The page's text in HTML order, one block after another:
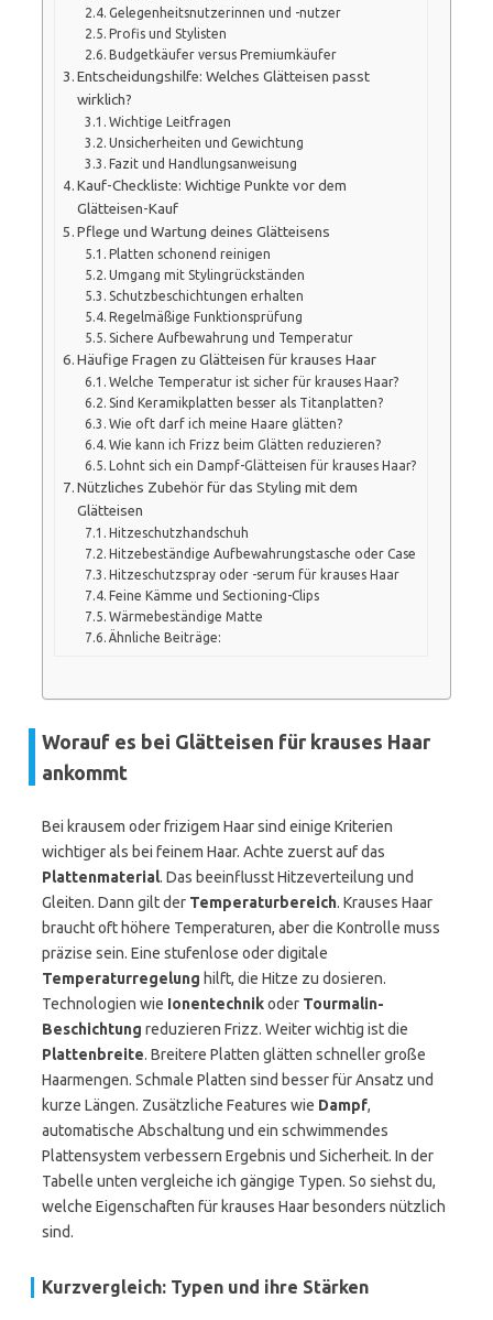
Gelegenheitsnutzerinnen und -nutzer
Profis und Stylisten
Budgetkäufer versus Premiumkäufer
Entscheidungshilfe: Welches Glätteisen passt
wirklich?
Wichtige Leitfragen
Unsicherheiten und Gewichtung
Fazit und Handlungsanweisung
Kauf-Checkliste: Wichtige Punkte vor dem
Glätteisen-Kauf
Pflege und Wartung deines Glätteisens
Platten schonend reinigen
Umgang mit Stylingrückständen
Schutzbeschichtungen erhalten
Regelmäßige Funktionsprüfung
Sichere Aufbewahrung und Temperatur
Häufige Fragen zu Glätteisen für krauses Haar
Welche Temperatur ist sicher für krauses Haar?
Sind Keramikplatten besser als Titanplatten?
Wie oft darf ich meine Haare glätten?
Wie kann ich Frizz beim Glätten reduzieren?
Lohnt sich ein Dampf-Glätteisen für krauses Haar?
Nützliches Zubehör für das Styling mit dem
Glätteisen
Hitzeschutzhandschuh
Hitzebeständige Aufbewahrungstasche oder Case
Hitzeschutzspray oder -serum für krauses Haar
Feine Kämme und Sectioning-Clips
Wärmebeständige Matte
Ähnliche Beiträge:
Worauf es bei Glätteisen für krauses Haar
ankommt
Bei krausem oder frizigem Haar sind einige Kriterien
wichtiger als bei feinem Haar. Achte zuerst auf das
Plattenmaterial. Das beeinflusst Hitzeverteilung und
Gleiten. Dann gilt der Temperaturbereich. Krauses Haar
braucht oft höhere Temperaturen, aber die Kontrolle muss
präzise sein. Eine stufenlose oder digitale
Temperaturregelung hilft, die Hitze zu dosieren.
Technologien wie Ionentechnikoder Tourmalin-
Beschichtung reduzieren Frizz. Weiter wichtig ist die
Plattenbreite. Breitere Platten glätten schneller große
Haarmengen. Schmale Platten sind besser für Ansatz und
kurze Längen. Zusätzliche Features wie Dampf,
automatische Abschaltung und ein schwimmendes
Plattensystem verbessern Ergebnis und Sicherheit. In der
Tabelle unten vergleiche ich gängige Typen. So siehst du,
welche Eigenschaften für krauses Haar besonders nützlich
sind.
Kurzvergleich: Typen und ihre Stärken